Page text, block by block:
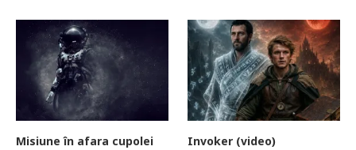
Misiune în afara cupolei Invoker (video)